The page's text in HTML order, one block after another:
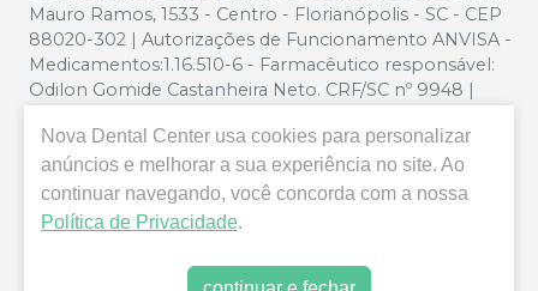
Mauro Ramos, 1533 - Centro - Florianópolis - SC - CEP
88020-302 | Autorizações de Funcionamento ANVISA -
Medicamentos:1.16.510-6 - Farmacêutico responsável:
Odilon Gomide Castanheira Neto. CRF/SC nº 9948 |
ilustrativas - Os preços e condições da loja virtual estão
sujeitos a alterações. Em caso de divergência de preços
no site, o valor válido é o do Carrinho de Compra. Não
vendemos por atacado, por isso nos reservamos o
Nova Dental Center usa cookies para personalizar
anúncios e melhorar a sua experiência no site. Ao
continuar navegando, você concorda com a nossa
Política de Privacidade.